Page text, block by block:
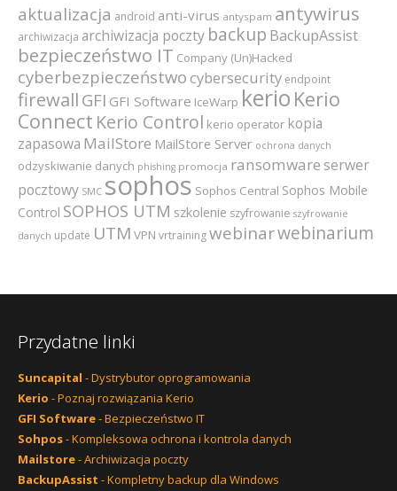
aktualizacja android anti-virus antyspam antywirus
archiwizacja archiwizacja poczty backup BackupAssist
bezpieczeństwo IT Company (Un)Hacked
cyberbezpieczeństwocybersecurity endpoint
firewall GFI GFI Software IceWarp kerio Kerio
Connect Kerio Control kerio operator kopia
zapasowa MailStore MailStore Server ochrona danych
odzyskiwanie danych phishing promocja ransomware serwer
pocztowy SMC sophos Sophos Central Sophos Mobile
Control SOPHOS UTM szkolenie szyfrowanie szyfrowanie
danych update UTM VPN vrtrainingwebinarwebinarium
Przydatne linki
Suncapital - Dystrybutor oprogramowania
Kerio - Poznaj rozwiązania Kerio
GFI Software- Bezpieczeństwo IT
Sohpos- Kompleksowa ochrona i kontrola danych
Mailstore- Archiwizacja poczty
BackupAssist - Kompletny backup dla Windows